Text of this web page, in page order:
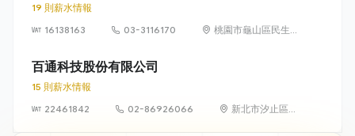
19 則薪水情報
16138163
03-3116170
桃園市龜山區民生
百通科技股份有限公司
15 則薪水情報
22461842
02-86926066
新北市汐止區大